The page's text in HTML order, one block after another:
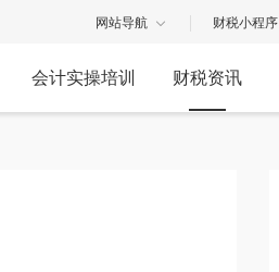
网站导航 财税小程序
会计实操培训 财税资讯